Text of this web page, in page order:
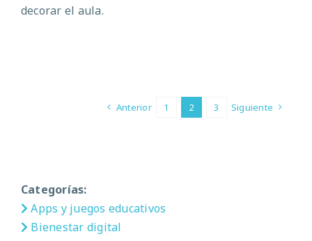
decorar el aula.
Anterior 1 2 3 Siguiente
Categorías:
Apps y juegos educativos
Bienestar digital